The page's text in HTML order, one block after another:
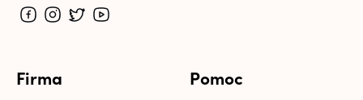
Firma Pomoc